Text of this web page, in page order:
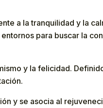
a la tranquilidad y la
para buscar la
y la felicidad.
y se asocia al